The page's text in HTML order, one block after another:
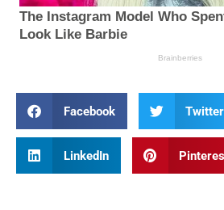
Facebook Twitter
LinkedIn